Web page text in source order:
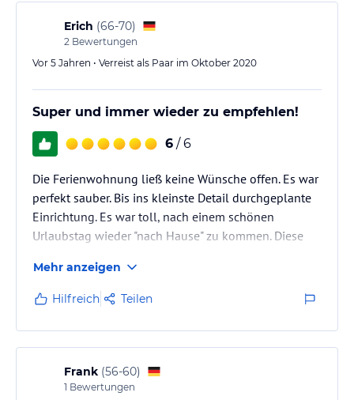
Erich (66-70)
2 Bewertungen
Vor 5 Jahren • Verreist als Paar im Oktober 2020
Super und immer wieder zu empfehlen!
6 / 6
Die Ferienwohnung ließ keine Wünsche offen. Es war
perfekt sauber. Bis ins kleinste Detail durchgeplante
Einrichtung. Es war toll, nach einem schönen
Urlaubstag wieder "nach Hause" zu kommen. Diese
Mehr anzeigen
Hilfreich Teilen
Frank (56-60)
1 Bewertungen